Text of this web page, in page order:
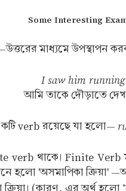
Some Interesting
মাধ্যমে উপস্থাপন
I saw him
আমি তাকে দৌড়াতে
verb রয়েছে যা হলো—
থাকে। Finite Verb
'অসমাপিকা ক্রিয়া'